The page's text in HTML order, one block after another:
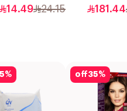
181.44 1قطعة
24.15
14.49
35%
off
%